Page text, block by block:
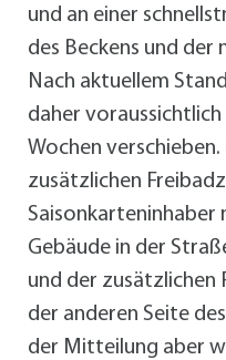
und an einer
des Beckens und der
Nach aktuellem
daher
Wochen
zusätzlichen
Saisonkarteninhaber
Gebäude in der
und der
der anderen Seite
der Mitteilung aber